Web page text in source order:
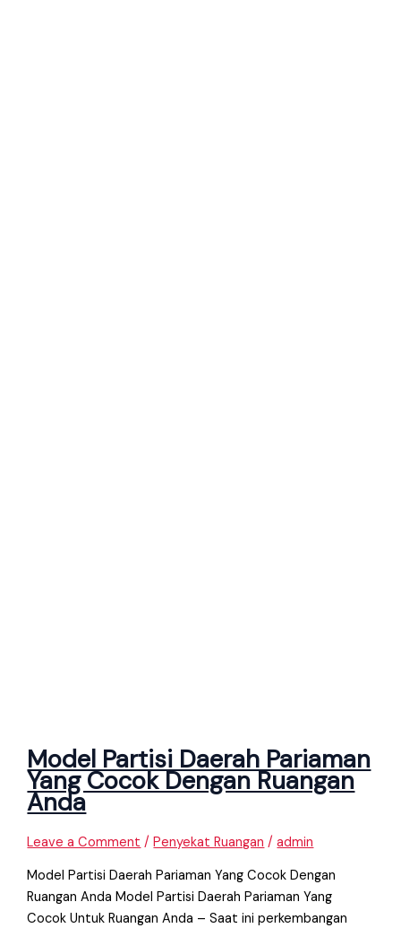
Model Partisi Daerah Pariaman
Yang Cocok Dengan Ruangan
Anda
Leave a Comment /Penyekat Ruangan /admin
Model Partisi Daerah Pariaman Yang Cocok Dengan
Ruangan Anda Model Partisi Daerah Pariaman Yang
Cocok Untuk Ruangan Anda – Saat ini perkembangan